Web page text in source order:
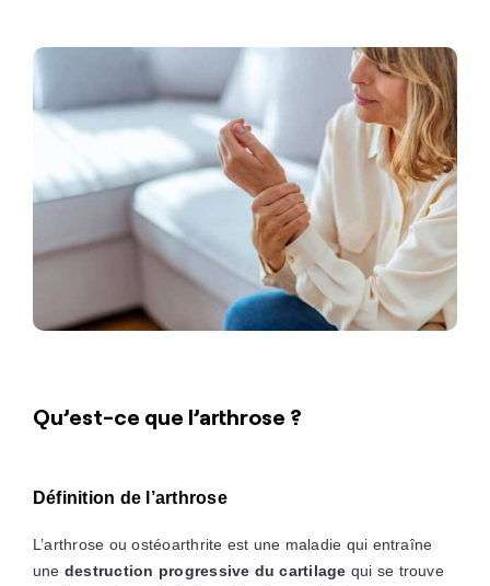
Qu’est-ce que l’arthrose ?
Définition de l’arthrose
L’arthrose ou ostéoarthrite est une maladie qui entraîne
une destruction progressive du cartilage qui se trouve